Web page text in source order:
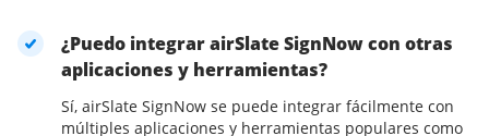
¿Puedo integrar airSlate SignNow con otras
aplicaciones y herramientas?
Sí, airSlate SignNow se puede integrar fácilmente con
múltiples aplicaciones y herramientas populares como